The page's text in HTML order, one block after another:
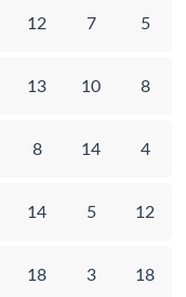
12 7 5
13 10 8
8 14 4
14 5 12
18 3 18